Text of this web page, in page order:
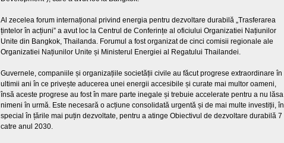
Al zecelea forum internațional privind energia pentru dezvoltare durabilă „Trasferarea
țintelor în acțiuni” a avut loc la Centrul de Conferințe al oficiului Organizatiei Națiunilor
Unite din Bangkok, Thailanda. Forumul a fost organizat de cinci comisii regionale ale
Organizatiei Națiunilor Unite și Ministerul Energiei al Regatului Thailandei.
Guvernele, companiile și organizațiile societății civile au făcut progrese extraordinare în
ultimii ani în ce privește aducerea unei energii accesibile și curate mai multor oameni,
însă aceste progrese au fost în mare parte inegale și trebuie accelerate pentru a nu lăsa
nimeni în urmă. Este necesară o acțiune consolidată urgentă și de mai multe investiții, în
special în țările mai puțin dezvoltate, pentru a atinge Obiectivul de dezvoltare durabilă 7
catre anul 2030.